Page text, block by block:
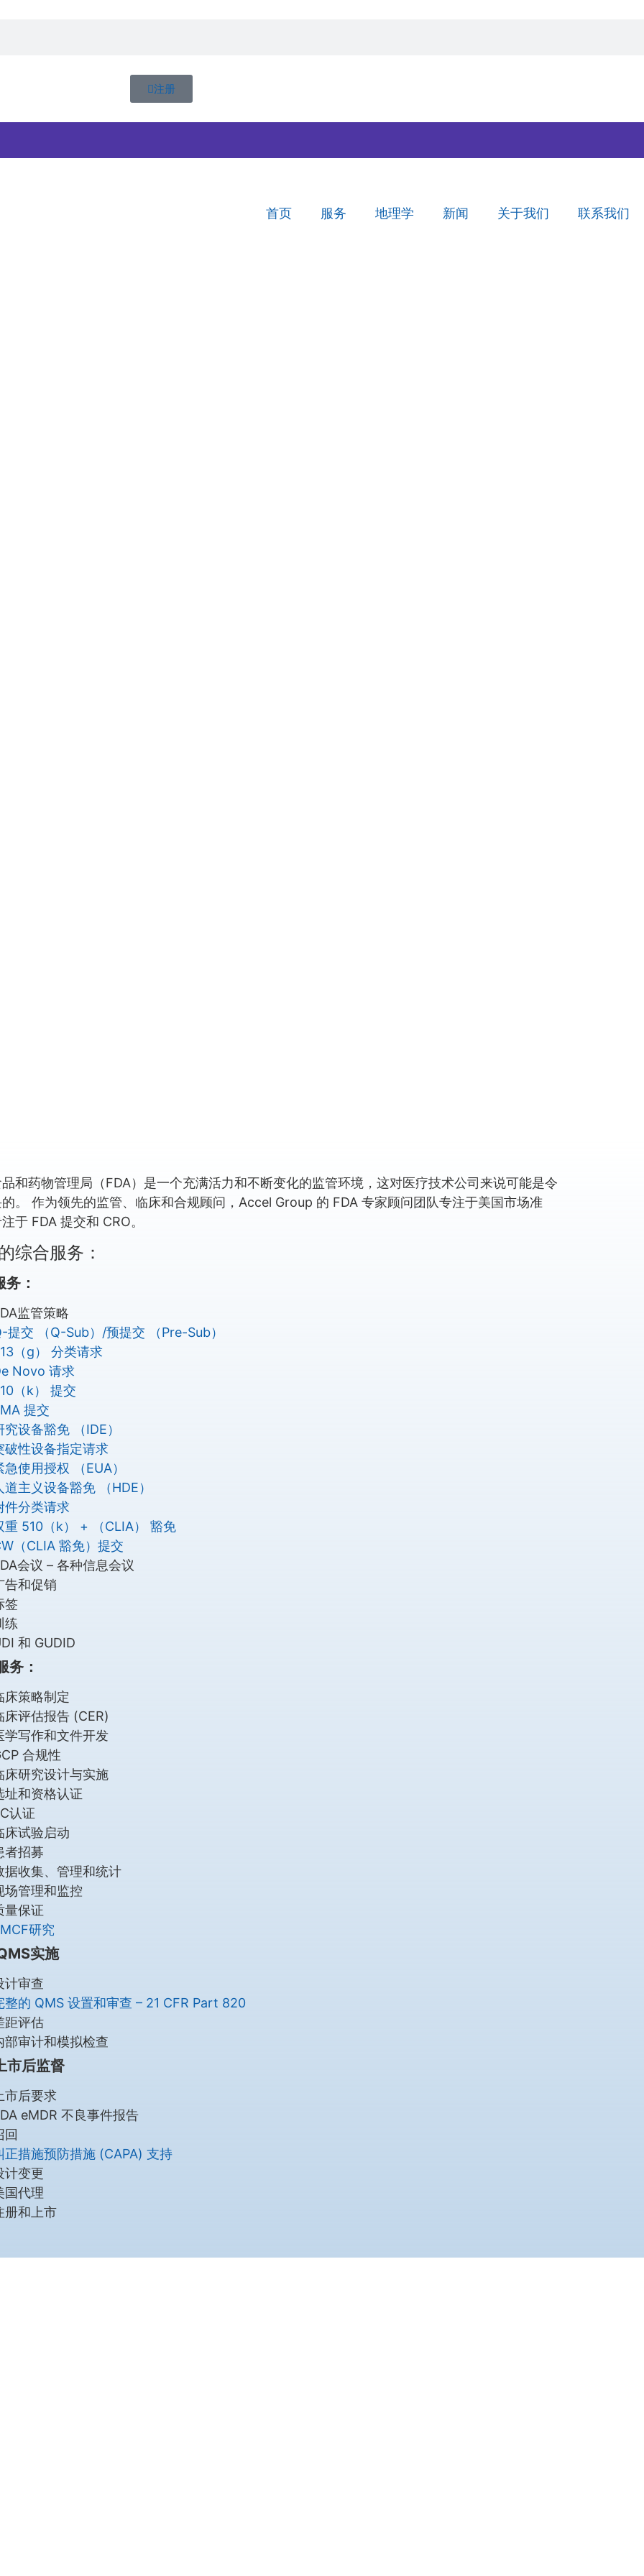
注册
首页 服务 地理学 新闻 关于我们 联系我们
和药物管理局（FDA）是一个充满活力和不断变化的监管环境，这对医疗技术公司来说可能是令
。 作为领先的监管、临床和合规顾问，Accel Group 的 FDA 专家顾问团队专注于美国市场准
于 FDA 提交和 CRO。
综合服务：
：
监管策略
提交 （Q-Sub）/预提交 （Pre-Sub）
（g） 分类请求
Novo 请求
（k） 提交
提交
究设备豁免 （IDE）
破性设备指定请求
急使用授权 （EUA）
道主义设备豁免 （HDE）
件分类请求
重 510（k） + （CLIA） 豁免
（CLIA 豁免）提交
会议 – 各种信息会议
告和促销
签
练
和 GUDID
务：
床策略制定
床评估报告 (CER)
学写作和文件开发
合规性
床研究设计与实施
址和资格认证
认证
床试验启动
者招募
据收集、管理和统计
场管理和监控
量保证
研究
实施
计审查
整的 QMS 设置和审查 – 21 CFR Part 820
距评估
部审计和模拟检查
市后监督
市后要求
eMDR 不良事件报告
回
正措施预防措施 (CAPA) 支持
计变更
国代理
册和上市